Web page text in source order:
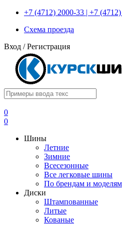
+7 (4712) 2000-33 | +7
Схема проезда
Вход /Регистрация
0
0
Шины
Летние
Зимние
Всесезонные
Все легковые шины
По брендам и моделям
Диски
Штампованные
Литые
Кованые